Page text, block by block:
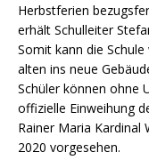
Herbstferien
erhält Schulleiter
Somit kann die
alten ins neue
Schüler können ohne
offizielle Einweihung
Rainer Maria
2020 vorgesehen.